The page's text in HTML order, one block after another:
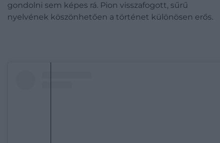
gondolni sem képes rá. Pion visszafogott, sűrű
nyelvének köszönhetően a történet különösen erős.